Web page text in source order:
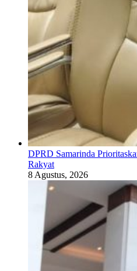
DPRD Samarinda
Rakyat
8 Agustus, 2026